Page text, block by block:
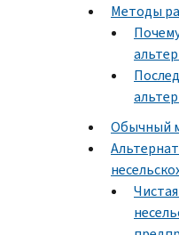
Методы
Обычный